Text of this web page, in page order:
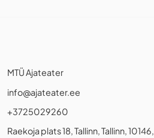
MTÜ Ajateater
info@ajateater.ee
+3725029260
Raekoja plats 18, Tallinn, Tallinn,